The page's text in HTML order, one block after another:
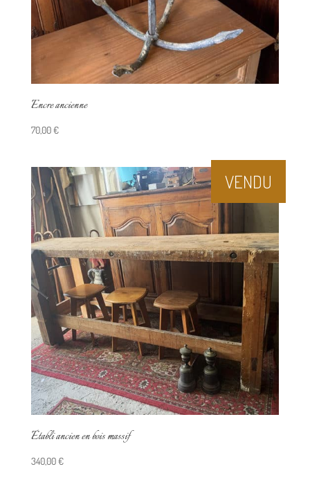
Encre ancienne
70,00€
VENDU
Établi ancien en bois massif
340,00€